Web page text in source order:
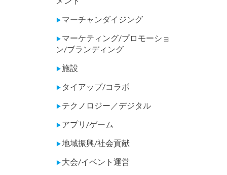
▶ マーチャンダイジング
▶ マーケティング/プロモーショ
ン/ブランディング
▶施設
▶ タイアップ/コラボ
▶ テクノロジー／デジタル
▶ アプリ/ゲーム
▶地域振興/社会貢献
▶ 大会/イベント運営